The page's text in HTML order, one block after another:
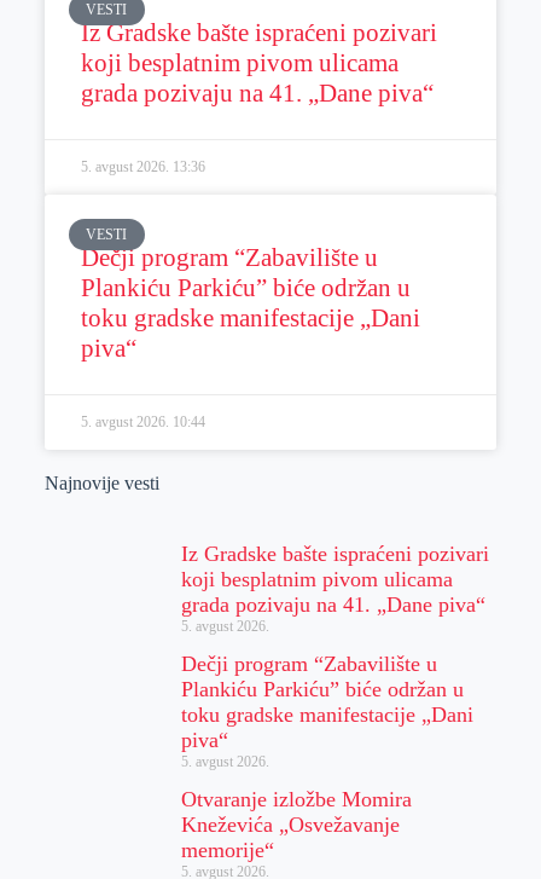
VESTI
Iz Gradske bašte ispraćeni pozivari
koji besplatnim pivom ulicama
grada pozivaju na 41. „Dane piva“
5. avgust 2026. 13:36
VESTI
Dečji program “Zabavilište u
Plankiću Parkiću” biće održan u
toku gradske manifestacije „Dani
piva“
5. avgust 2026. 10:44
Najnovije vesti
Iz Gradske bašte ispraćeni pozivari
koji besplatnim pivom ulicama
grada pozivaju na 41. „Dane piva“
5. avgust 2026.
Dečji program “Zabavilište u
Plankiću Parkiću” biće održan u
toku gradske manifestacije „Dani
piva“
5. avgust 2026.
Otvaranje izložbe Momira
Kneževića „Osvežavanje
memorije“
5. avgust 2026.